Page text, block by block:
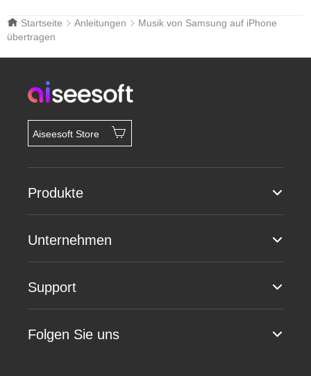
Startseite Anleitungen
Musik von Samsung auf iPhone
übertragen
Aiseesoft Store
Produkte
Unternehmen
Support
Folgen Sie uns